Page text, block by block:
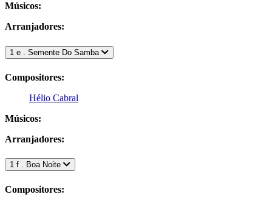
Músicos:
Arranjadores:
1 e . Semente Do Samba
Compositores:
Hélio Cabral
Músicos:
Arranjadores:
1 f . Boa Noite
Compositores: